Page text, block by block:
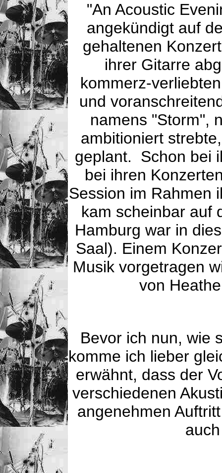
"An Acoustic
angekündigt auf
gehaltenen
ihrer Gitarre
kommerz-
und
namens "Storm",
ambitioniert
geplant. Schon bei
bei ihren
Session im Rahmen
kam scheinbar auf
Hamburg war in
Saal). Einem
Musik vorgetragen
von
Bevor ich nun, wie
komme ich lieber
erwähnt, dass der
verschiedenen
angenehmen